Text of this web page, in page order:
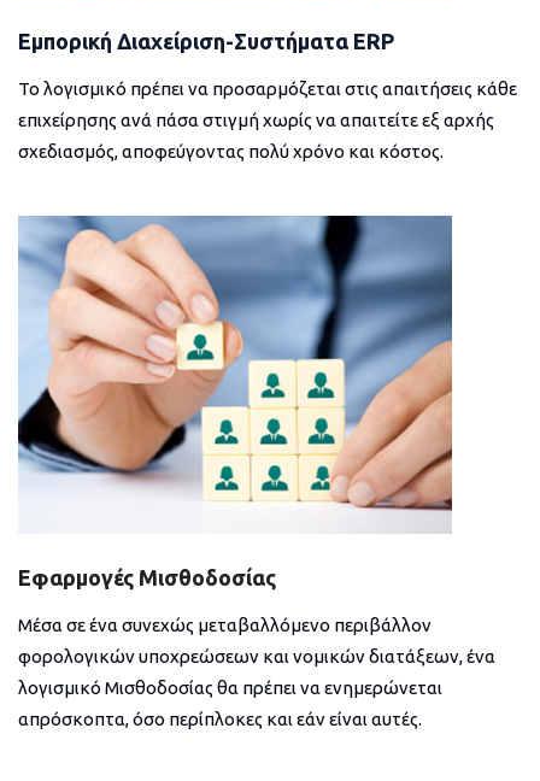
Εμπορική Διαχείριση-Συστήματα ERP
Το λογισμικό πρέπει να προσαρμόζεται στις απαιτήσεις κάθε
επιχείρησης ανά πάσα στιγμή χωρίς να απαιτείτε εξ αρχής
σχεδιασμός, αποφεύγοντας πολύ χρόνο και κόστος.
Εφαρμογές Μισθοδοσίας
Μέσα σε ένα συνεχώς μεταβαλλόμενο περιβάλλον
φορολογικών υποχρεώσεων και νομικών διατάξεων, ένα
λογισμικό Μισθοδοσίας θα πρέπει να ενημερώνεται
απρόσκοπτα, όσο περίπλοκες και εάν είναι αυτές.